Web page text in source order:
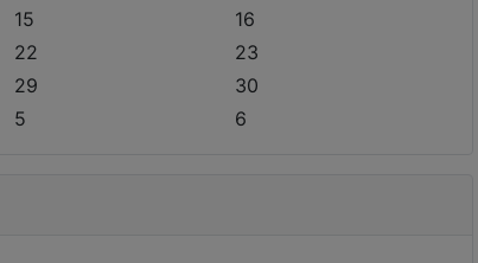
15
16
22
23
29
30
5 6